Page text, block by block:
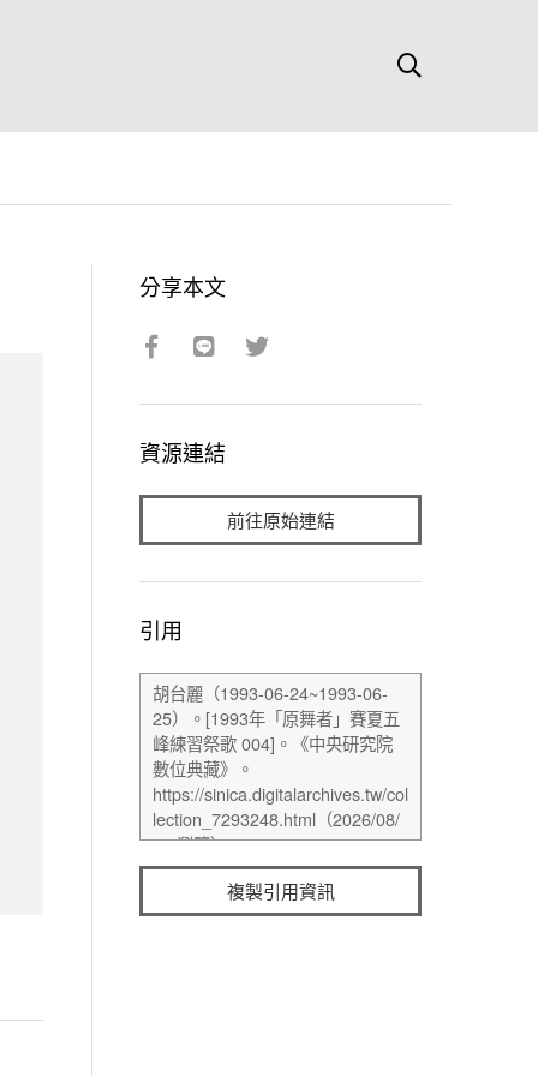
分享本文
資源連結
前往原始連結
引用
複製引用資訊